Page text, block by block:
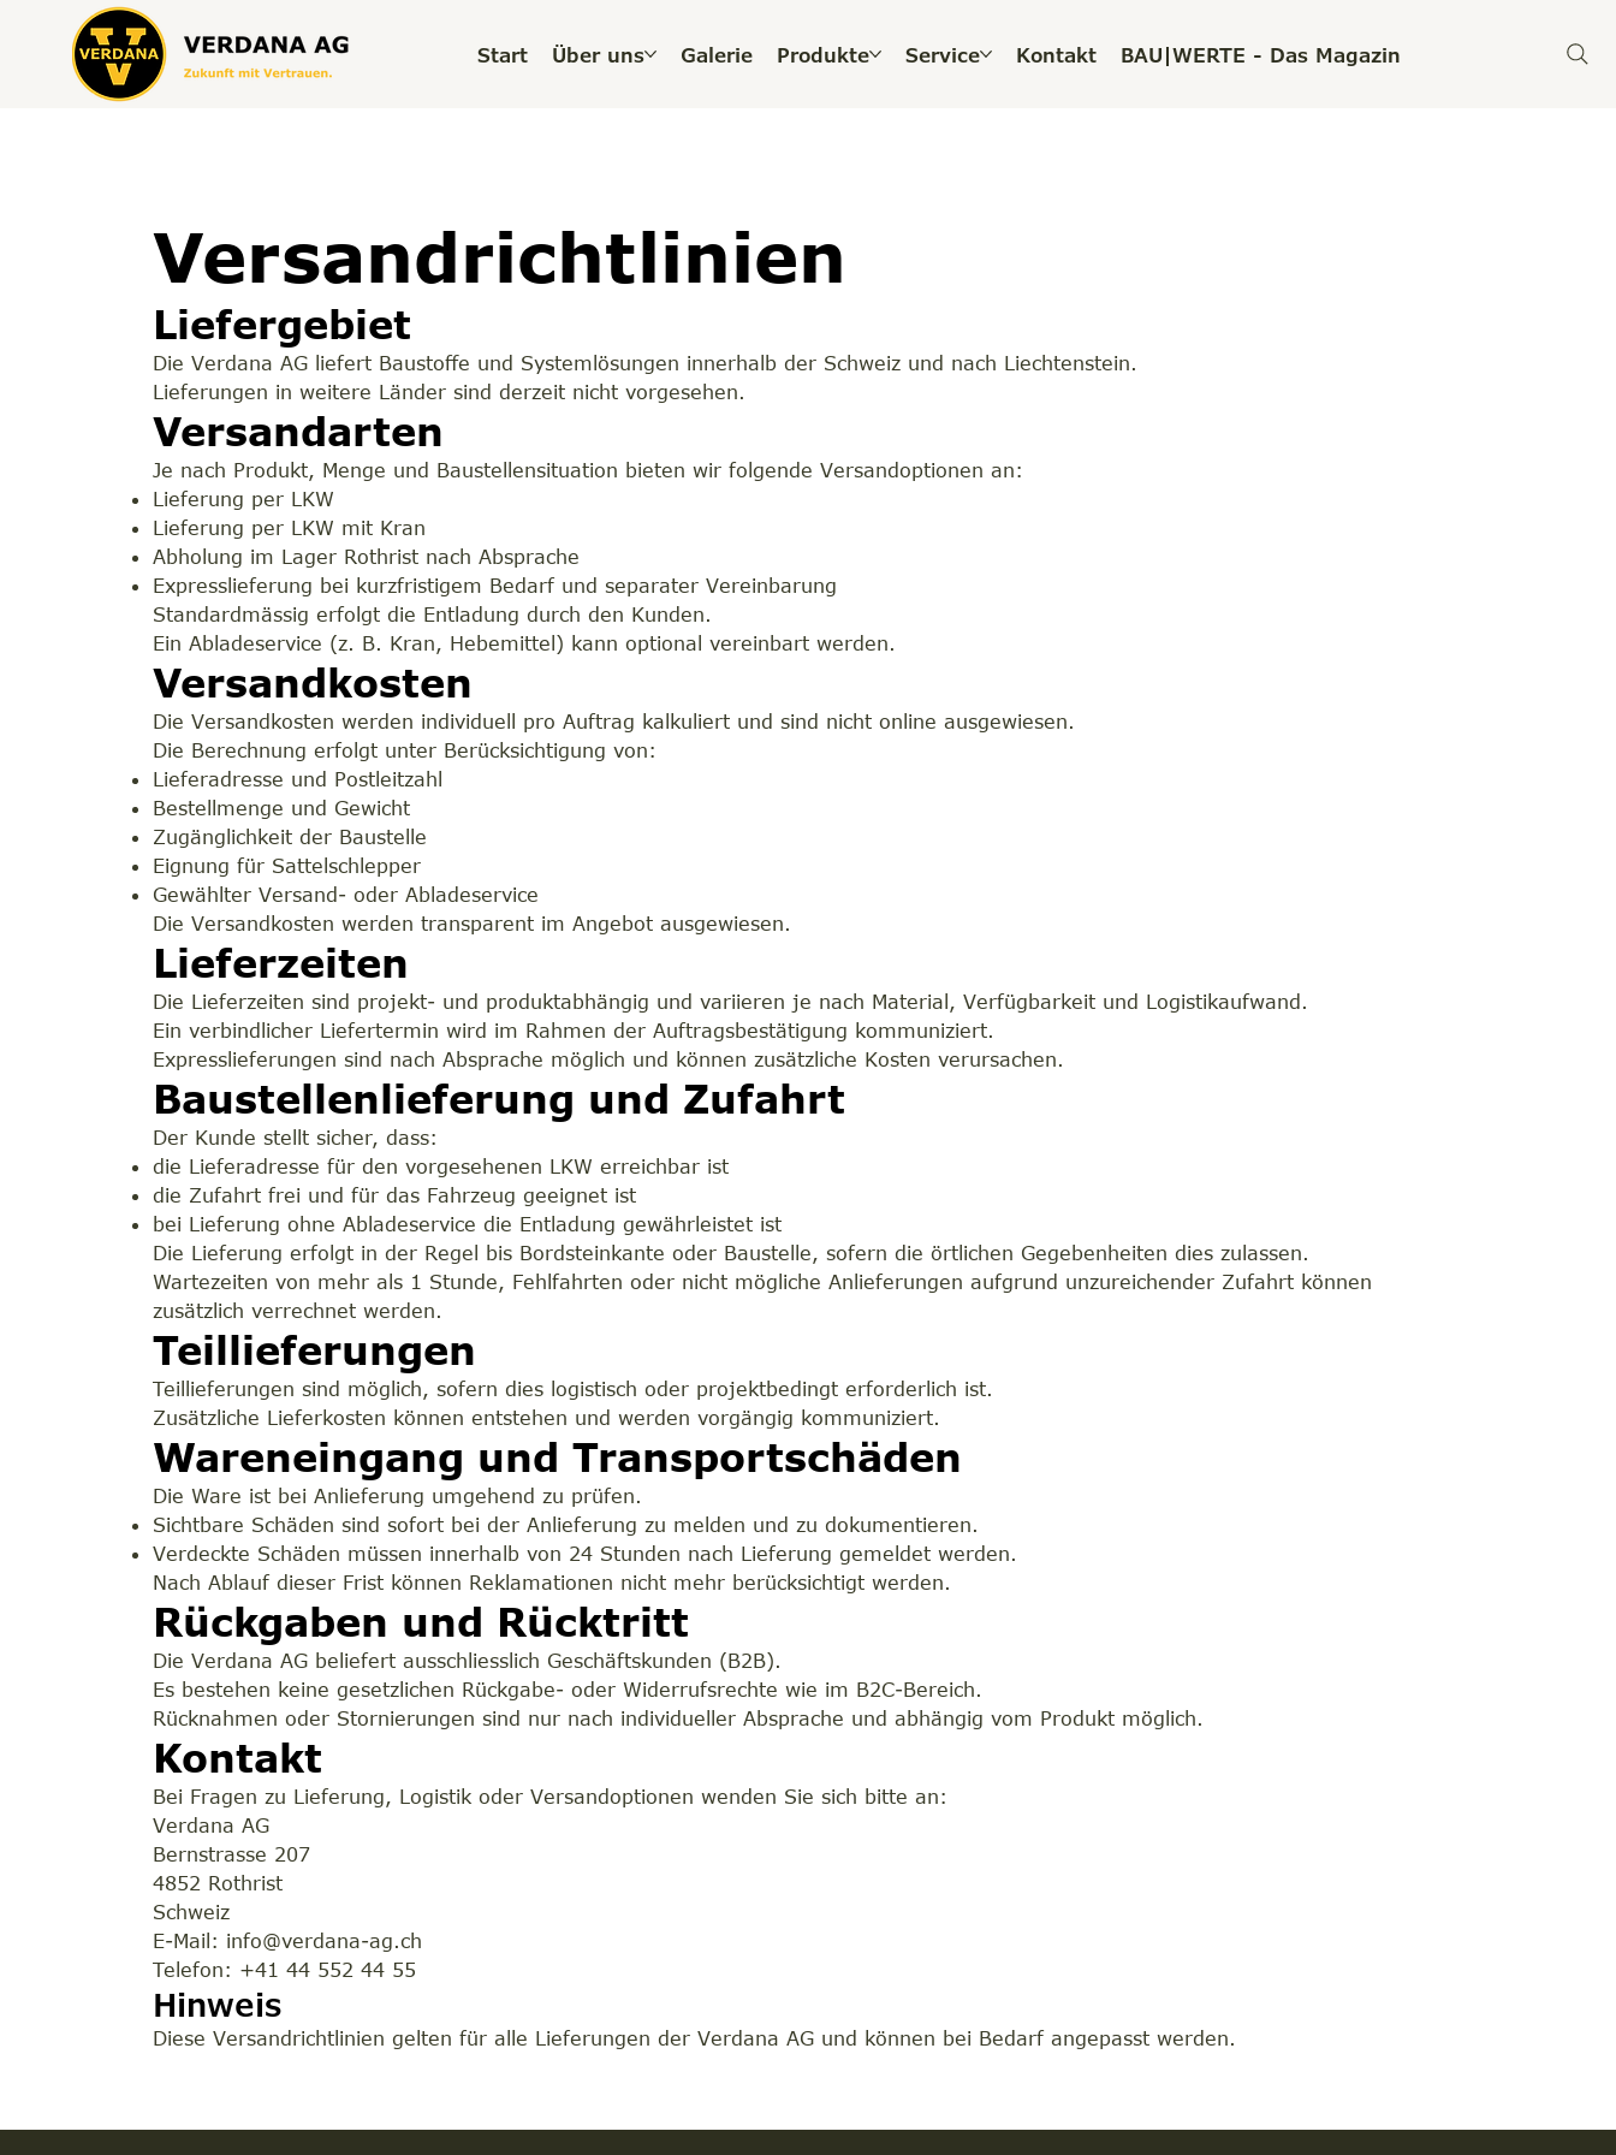
Start Über uns Galerie Produkte Service Kontakt BAU|WERTE - Das Magazin
Versandrichtlinien
Liefergebiet
Die Verdana AG liefert Baustoffe und Systemlösungen innerhalb der Schweiz und nach Liechtenstein.
Lieferungen in weitere Länder sind derzeit nicht vorgesehen.
Versandarten
Je nach Produkt, Menge und Baustellensituation bieten wir folgende Versandoptionen an:
Lieferung per LKW
Lieferung per LKW mit Kran
Abholung im Lager Rothrist nach Absprache
Expresslieferung bei kurzfristigem Bedarf und separater Vereinbarung
Standardmässig erfolgt die Entladung durch den Kunden.
Ein Abladeservice (z. B. Kran, Hebemittel) kann optional vereinbart werden.
Versandkosten
Die Versandkosten werden individuell pro Auftrag kalkuliert und sind nicht online ausgewiesen.
Die Berechnung erfolgt unter Berücksichtigung von:
Lieferadresse und Postleitzahl
Bestellmenge und Gewicht
Zugänglichkeit der Baustelle
Eignung für Sattelschlepper
Gewählter Versand- oder Abladeservice
Die Versandkosten werden transparent im Angebot ausgewiesen.
Lieferzeiten
Die Lieferzeiten sind projekt- und produktabhängig und variieren je nach Material, Verfügbarkeit und Logistikaufwand.
Ein verbindlicher Liefertermin wird im Rahmen der Auftragsbestätigung kommuniziert.
Expresslieferungen sind nach Absprache möglich und können zusätzliche Kosten verursachen.
Baustellenlieferung und Zufahrt
Der Kunde stellt sicher, dass:
die Lieferadresse für den vorgesehenen LKW erreichbar ist
die Zufahrt frei und für das Fahrzeug geeignet ist
bei Lieferung ohne Abladeservice die Entladung gewährleistet ist
Die Lieferung erfolgt in der Regel bis Bordsteinkante oder Baustelle, sofern die örtlichen Gegebenheiten dies zulassen.
Wartezeiten von mehr als 1 Stunde, Fehlfahrten oder nicht mögliche Anlieferungen aufgrund unzureichender Zufahrt können
zusätzlich verrechnet werden.
Teillieferungen
Teillieferungen sind möglich, sofern dies logistisch oder projektbedingt erforderlich ist.
Zusätzliche Lieferkosten können entstehen und werden vorgängig kommuniziert.
Wareneingang und Transportschäden
Die Ware ist bei Anlieferung umgehend zu prüfen.
Sichtbare Schäden sind sofort bei der Anlieferung zu melden und zu dokumentieren.
Verdeckte Schäden müssen innerhalb von 24 Stunden nach Lieferung gemeldet werden.
Nach Ablauf dieser Frist können Reklamationen nicht mehr berücksichtigt werden.
Rückgaben und Rücktritt
Die Verdana AG beliefert ausschliesslich Geschäftskunden (B2B).
Es bestehen keine gesetzlichen Rückgabe- oder Widerrufsrechte wie im B2C-Bereich.
Rücknahmen oder Stornierungen sind nur nach individueller Absprache und abhängig vom Produkt möglich.
Kontakt
Bei Fragen zu Lieferung, Logistik oder Versandoptionen wenden Sie sich bitte an:
Verdana AG
Bernstrasse 207
4852 Rothrist
Schweiz
E-Mail: info@verdana-ag.ch
Telefon: +41 44 552 44 55
Hinweis
Diese Versandrichtlinien gelten für alle Lieferungen der Verdana AG und können bei Bedarf angepasst werden.